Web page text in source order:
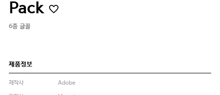
Pack
6종 글꼴
제품정보
제작사
Adobe